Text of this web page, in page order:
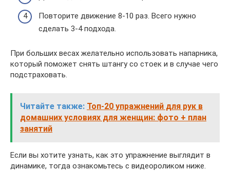
Повторите движение 8-10 раз. Всего нужно
сделать 3-4 подхода.
При больших весах желательно использовать напарника,
который поможет снять штангу со стоек и в случае чего
подстраховать.
Читайте также: Топ-20 упражнений для рук в
домашних условиях для женщин: фото + план
занятий
Если вы хотите узнать, как это упражнение выглядит в
динамике, тогда ознакомьтесь с видеороликом ниже.